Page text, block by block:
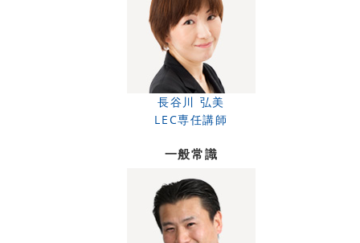
長谷川 弘美
LEC専任講師
一般常識